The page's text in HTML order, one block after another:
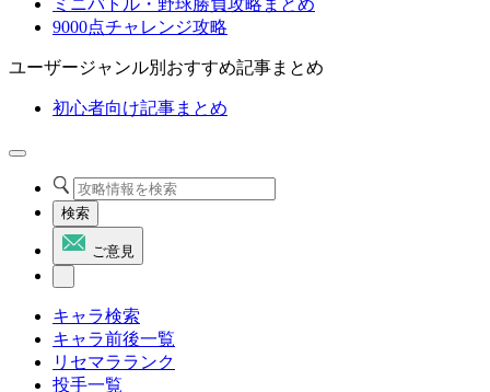
ミニバトル・野球勝負攻略まとめ
9000点チャレンジ攻略
ユーザージャンル別おすすめ記事まとめ
初心者向け記事まとめ
検索
ご意見
キャラ検索
キャラ前後一覧
リセマラランク
投手一覧